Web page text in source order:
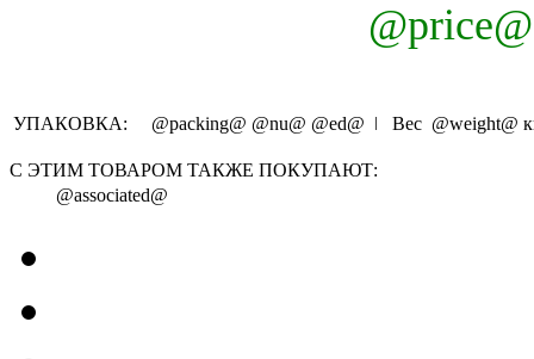
@price@
УПАКОВКА: @packing@ @nu@ @ed@ ǀ Вес @weight@
С ЭТИМ ТОВАРОМ ТАКЖЕ ПОКУПАЮТ:
@associated@